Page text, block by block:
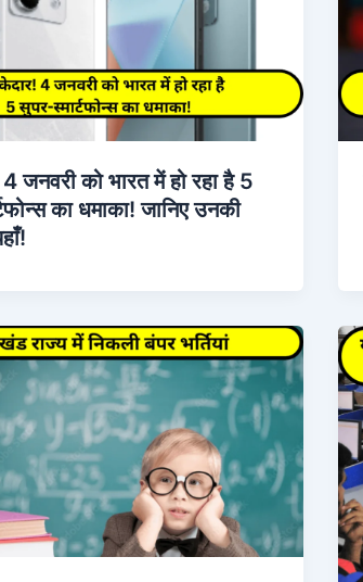
जनवरी को भारत में हो रहा है 5
का धमाका! जानिए उनकी